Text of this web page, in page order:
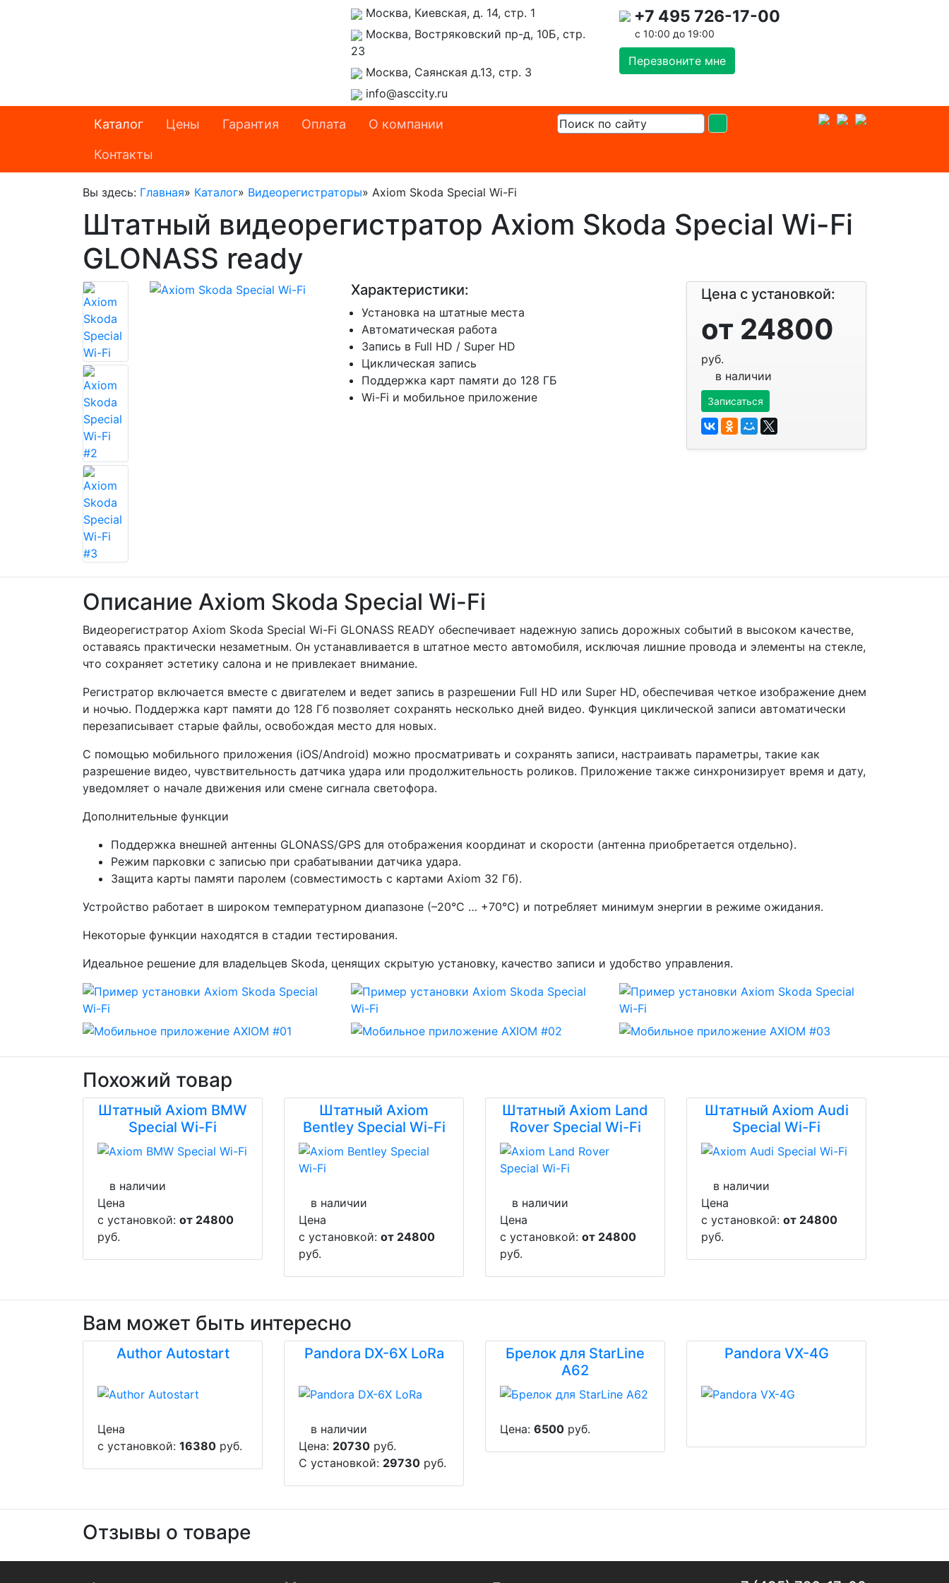
Москва, Киевская, д. 14, стр. 1
Москва, Востряковский пр-д, 10Б, стр.
23
Москва, Саянская д.13, стр. 3
info@asccity.ru
+7 495 726-17-00
с 10:00 до 19:00
Перезвоните мне
Каталог Цены Гарантия Оплата О компании
Контакты
Вы здесь: Главная» Каталог» Видеорегистраторы» Axiom Skoda Special Wi-Fi
Штатный видеорегистратор Axiom Skoda Special Wi-Fi
GLONASS ready
Характеристики:
Установка на штатные места
Автоматическая работа
Запись в Full HD / Super HD
Циклическая запись
Поддержка карт памяти до 128 ГБ
Wi-Fi и мобильное приложение
Цена с установкой:
от 24800
руб.
в наличии
Записаться
Описание Axiom Skoda Special Wi-Fi
Видеорегистратор Axiom Skoda Special Wi-Fi GLONASS READY обеспечивает надежную запись дорожных событий в высоком качестве,
оставаясь практически незаметным. Он устанавливается в штатное место автомобиля, исключая лишние провода и элементы на стекле,
что сохраняет эстетику салона и не привлекает внимание.
Регистратор включается вместе с двигателем и ведет запись в разрешении Full HD или Super HD, обеспечивая четкое изображение днем
и ночью. Поддержка карт памяти до 128 Гб позволяет сохранять несколько дней видео. Функция циклической записи автоматически
перезаписывает старые файлы, освобождая место для новых.
С помощью мобильного приложения (iOS/Android) можно просматривать и сохранять записи, настраивать параметры, такие как
разрешение видео, чувствительность датчика удара или продолжительность роликов. Приложение также синхронизирует время и дату,
уведомляет о начале движения или смене сигнала светофора.
Дополнительные функции
Поддержка внешней антенны GLONASS/GPS для отображения координат и скорости (антенна приобретается отдельно).
Режим парковки с записью при срабатывании датчика удара.
Защита карты памяти паролем (совместимость с картами Axiom 32 Гб).
Устройство работает в широком температурном диапазоне (–20°C … +70°C) и потребляет минимум энергии в режиме ожидания.
Некоторые функции находятся в стадии тестирования.
Идеальное решение для владельцев Skoda, ценящих скрытую установку, качество записи и удобство управления.
Похожий товар
Штатный Axiom BMW
Special Wi-Fi
в наличии
Цена
с установкой: от 24800
руб.
Штатный Axiom
Bentley Special Wi-Fi
в наличии
Цена
с установкой: от 24800
руб.
Штатный Axiom Land
Rover Special Wi-Fi
в наличии
Цена
с установкой: от 24800
руб.
Штатный Axiom Audi
Special Wi-Fi
в наличии
Цена
с установкой: от 24800
руб.
Вам может быть интересно
Author Autostart
Цена
с установкой: 16380 руб.
Pandora DX-6X LoRa
в наличии
Цена: 20730 руб.
С установкой: 29730 руб.
Брелок для StarLine
A62
Цена: 6500 руб.
Pandora VX-4G
Отзывы о товаре